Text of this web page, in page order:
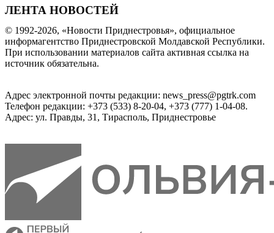
ЛЕНТА НОВОСТЕЙ
© 1992-2026, «Новости Приднестровья», официальное
информагентство Приднестровской Молдавской Республики.
При использовании материалов сайта активная ссылка на
источник обязательна.
Адрес электронной почты редакции: news_press@pgtrk.com
Телефон редакции: +373 (533) 8-20-04, +373 (777) 1-04-08.
Адрес: ул. Правды, 31, Тирасполь, Приднестровье